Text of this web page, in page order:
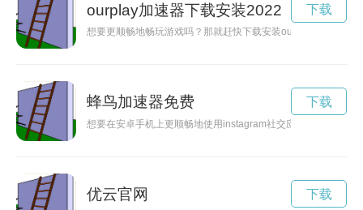
ourplay加速器下载安装2022
想要更顺畅地畅玩游戏吗？那就赶快下载安装ourplay加速器吧
下载
蜂鸟加速器免费
想要在安卓手机上更顺畅地使用instagram社交应用？那就来试
下载
优云官网 下载